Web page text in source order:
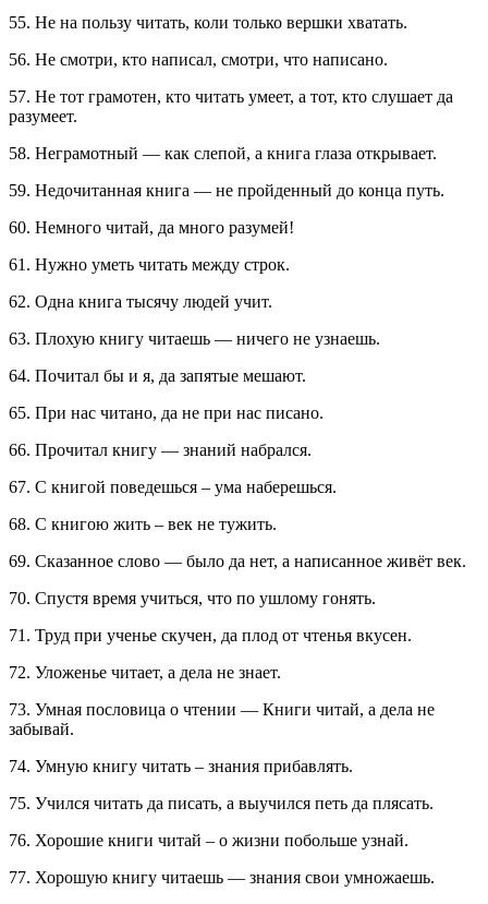
55. Не на пользу читать, коли только вершки хватать.
56. Не смотри, кто написал, смотри, что написано.
57. Не тот грамотен, кто читать умеет, а тот, кто слушает да
разумеет.
58. Неграмотный — как слепой, а книга глаза открывает.
59. Недочитанная книга — не пройденный до конца путь.
60. Немного читай, да много разумей!
61. Нужно уметь читать между строк.
62. Одна книга тысячу людей учит.
63. Плохую книгу читаешь — ничего не узнаешь.
64. Почитал бы и я, да запятые мешают.
65. При нас читано, да не при нас писано.
66. Прочитал книгу — знаний набрался.
67. С книгой поведешься – ума наберешься.
68. С книгою жить – век не тужить.
69. Сказанное слово — было да нет, а написанное живёт век.
70. Спустя время учиться, что по ушлому гонять.
71. Труд при ученье скучен, да плод от чтенья вкусен.
72. Уложенье читает, а дела не знает.
73. Умная пословица о чтении — Книги читай, а дела не
забывай.
74. Умную книгу читать – знания прибавлять.
75. Учился читать да писать, а выучился петь да плясать.
76. Хорошие книги читай – о жизни побольше узнай.
77. Хорошую книгу читаешь — знания свои умножаешь.